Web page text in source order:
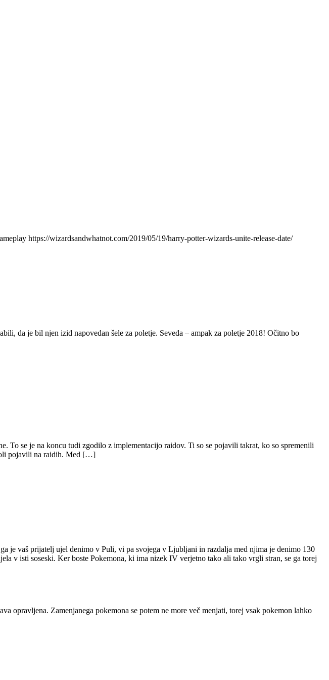
https://wizardsandwhatnot.com/2019/05/19/harry-potter-wizards-unite-release-date/
da je bil njen izid napovedan šele za poletje. Seveda – ampak za poletje 2018! Očitno bo
se je na koncu tudi zgodilo z implementacijo raidov. Ti so se pojavili takrat, ko so spremenili
pojavili na raidih. Med […]
je vaš prijatelj ujel denimo v Puli, vi pa svojega v Ljubljani in razdalja med njima je denimo 130
v isti soseski. Ker boste Pokemona, ki ima nizek IV verjetno tako ali tako vrgli stran, se ga torej
opravljena. Zamenjanega pokemona se potem ne more več menjati, torej vsak pokemon lahko